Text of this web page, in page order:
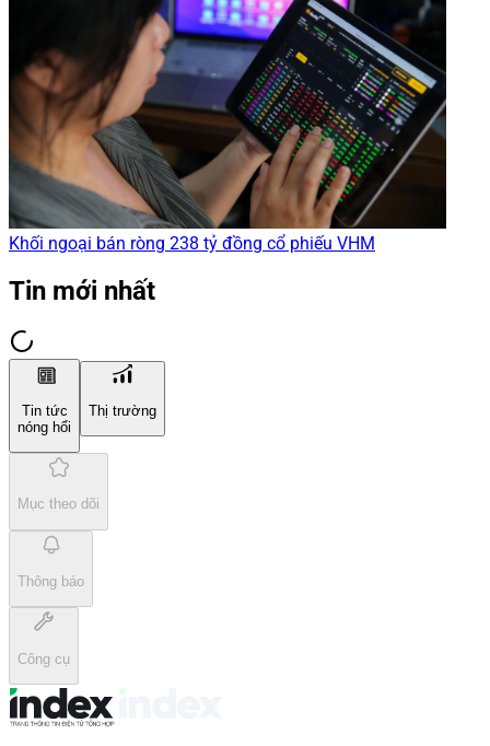
Khối ngoại bán ròng 238 tỷ đồng cổ phiếu VHM
Tin mới nhất
Tin tức
nóng hổi
Thị trường
Mục theo dõi
Thông báo
Công cụ